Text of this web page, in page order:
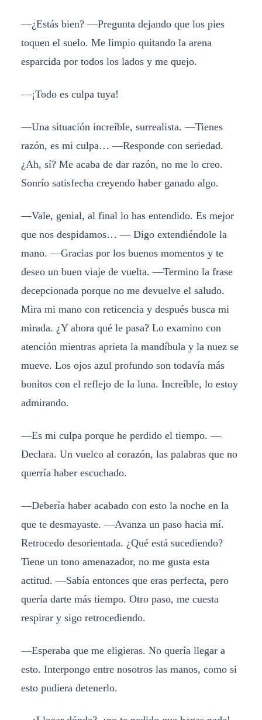
—¿Estás bien? —Pregunta dejando que los pies
toquen el suelo. Me limpio quitando la arena
esparcida por todos los lados y me quejo.
—¡Todo es culpa tuya!
—Una situación increíble, surrealista. —Tienes
razón, es mi culpa… —Responde con seriedad.
¿Ah, sí? Me acaba de dar razón, no me lo creo.
Sonrío satisfecha creyendo haber ganado algo.
—Vale, genial, al final lo has entendido. Es mejor
que nos despidamos… — Digo extendiéndole la
mano. —Gracias por los buenos momentos y te
deseo un buen viaje de vuelta. —Termino la frase
decepcionada porque no me devuelve el saludo.
Mira mi mano con reticencia y después busca mi
mirada. ¿Y ahora qué le pasa? Lo examino con
atención mientras aprieta la mandíbula y la nuez se
mueve. Los ojos azul profundo son todavía más
bonitos con el reflejo de la luna. Increíble, lo estoy
admirando.
—Es mi culpa porque he perdido el tiempo. —
Declara. Un vuelco al corazón, las palabras que no
querría haber escuchado.
—Debería haber acabado con esto la noche en la
que te desmayaste. —Avanza un paso hacia mí.
Retrocedo desorientada. ¿Qué está sucediendo?
Tiene un tono amenazador, no me gusta esta
actitud. —Sabía entonces que eras perfecta, pero
quería darte más tiempo. Otro paso, me cuesta
respirar y sigo retrocediendo.
—Esperaba que me eligieras. No quería llegar a
esto. Interpongo entre nosotros las manos, como si
esto pudiera detenerlo.